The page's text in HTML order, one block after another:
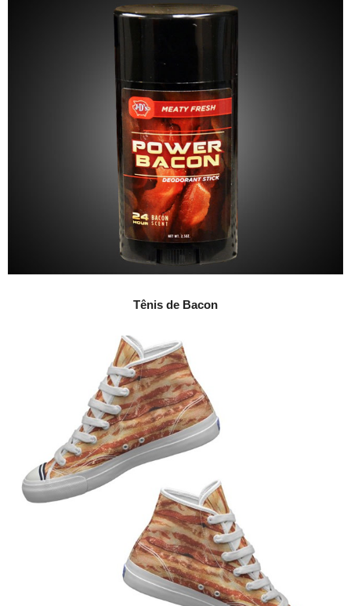
Tênis de Bacon